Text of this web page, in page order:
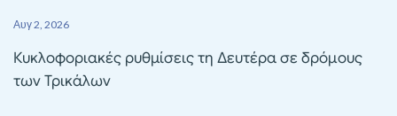
Αυγ 2, 2026
Κυκλοφοριακές ρυθμίσεις τη Δευτέρα σε δρόμους
των Τρικάλων